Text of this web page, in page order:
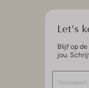
Let's
Blijf op
jou.